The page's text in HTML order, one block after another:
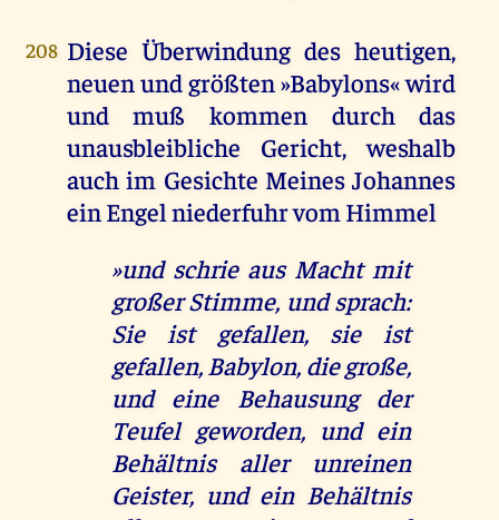
208 Diese Überwindung des heutigen,
neuen und größten »Babylons« wird
und muß kommen durch das
unausbleibliche Gericht, weshalb
auch im Gesichte Meines Johannes
ein Engel niederfuhr vom Himmel
»und schrie aus Macht mit
großer Stimme, und sprach:
Sie ist gefallen, sie ist
gefallen, Babylon, die große,
und eine Behausung der
Teufel geworden, und ein
Behältnis aller unreinen
Geister, und ein Behältnis